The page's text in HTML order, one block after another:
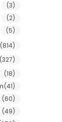
(3)
(2)
(5)
(814)
(327)
(18)
(41)
(60)
(49)